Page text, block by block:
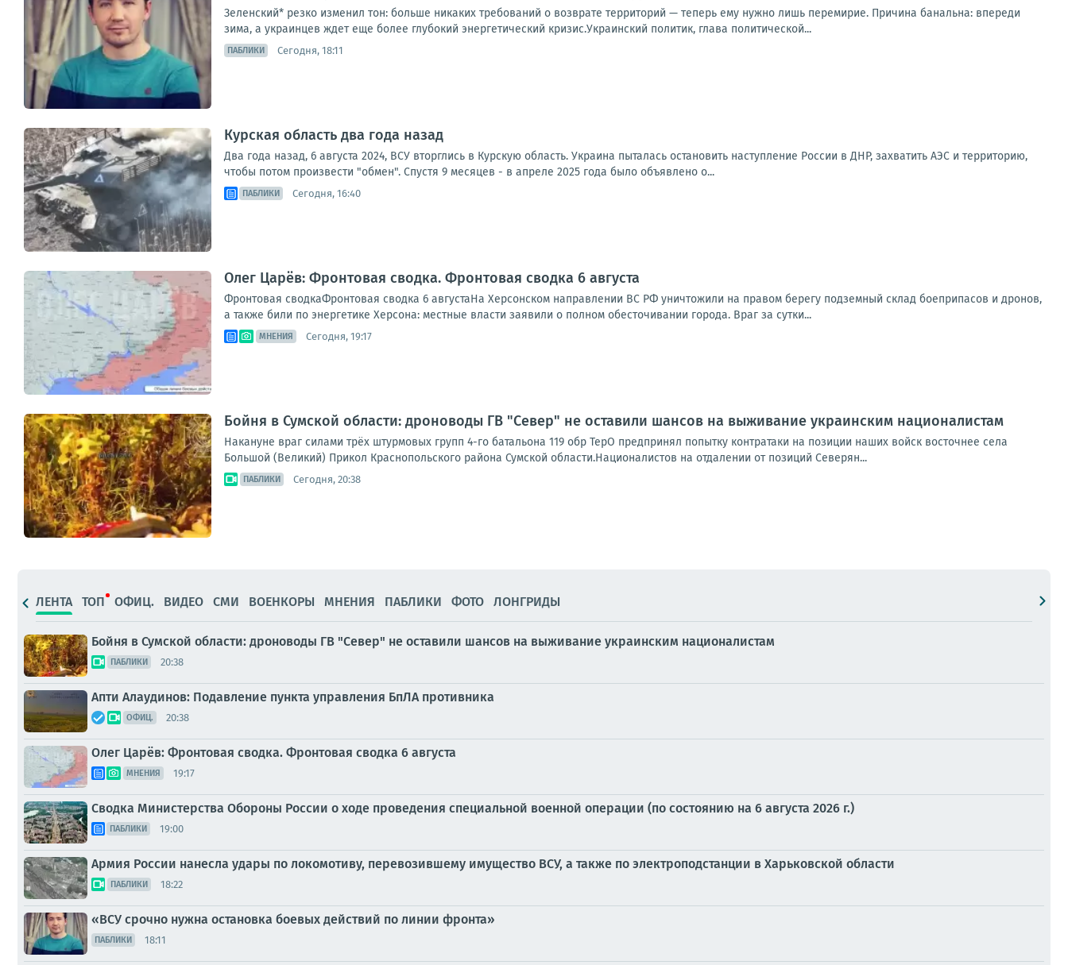
Зеленский* резко изменил тон: больше никаких требований о возврате территорий — теперь ему нужно лишь перемирие. Причина банальна: впереди
зима, а украинцев ждет еще более глубокий энергетический кризис.Украинский политик, глава политической...
ПАБЛИКИ Сегодня, 18:11
Курская область два года назад
Два года назад, 6 августа 2024, ВСУ вторглись в Курскую область. Украина пыталась остановить наступление России в ДНР, захватить АЭС и территорию,
чтобы потом произвести "обмен". Спустя 9 месяцев - в апреле 2025 года было объявлено о...
ПАБЛИКИ Сегодня, 16:40
Олег Царёв: Фронтовая сводка. Фронтовая сводка 6 августа
Фронтовая сводкаФронтовая сводка 6 августаНа Херсонском направлении ВС РФ уничтожили на правом берегу подземный склад боеприпасов и дронов,
а также били по энергетике Херсона: местные власти заявили о полном обесточивании города. Враг за сутки...
МНЕНИЯ Сегодня, 19:17
Бойня в Сумской области: дроноводы ГВ "Север" не оставили шансов на выживание украинским националистам
Накануне враг силами трёх штурмовых групп 4-го батальона 119 обр ТерО предпринял попытку контратаки на позиции наших войск восточнее села
Большой (Великий) Прикол Краснопольского района Сумской области.Националистов на отдалении от позиций Северян...
ПАБЛИКИ Сегодня, 20:38
ЛЕНТА ТОП ОФИЦ. ВИДЕО СМИ ВОЕНКОРЫ МНЕНИЯ ПАБЛИКИ ФОТО ЛОНГРИДЫ
Бойня в Сумской области: дроноводы ГВ "Север" не оставили шансов на выживание украинским националистам
ПАБЛИКИ 20:38
Апти Алаудинов: Подавление пункта управления БпЛА противника
ОФИЦ. 20:38
Олег Царёв: Фронтовая сводка. Фронтовая сводка 6 августа
МНЕНИЯ 19:17
Сводка Министерства Обороны России о ходе проведения специальной военной операции (по состоянию на 6 августа 2026 г.)
ПАБЛИКИ 19:00
Армия России нанесла удары по локомотиву, перевозившему имущество ВСУ, а также по электроподстанции в Харьковской области
ПАБЛИКИ 18:22
«ВСУ срочно нужна остановка боевых действий по линии фронта»
ПАБЛИКИ 18:11